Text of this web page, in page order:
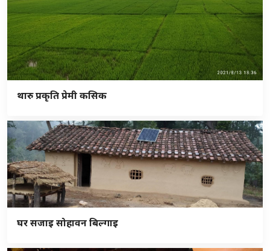
थारु प्रकृति प्रेमी कसिक
घर सजाइ सोहावन बिल्गाइ